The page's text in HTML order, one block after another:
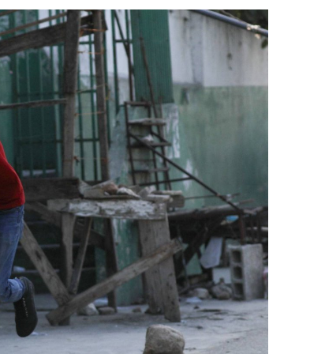
بإعلان موسكو عن مناورات نووية وستكون
مينسك ستشمل على وجه الخصوص، أنظمة
في السياق، أشار رئيس أركان القوات
إطار هذا الحدث، تمّت إعادة نشر جزء من
«فور إنجاز عملية الانتشار هذه،
غير الاستراتيجية».
وفي أوكرانيا، فكّكت أجهزة الأمن شبكة
يعدّون لاغتيال الرئيس الأوكراني»
الاستخبارات العسكرية كيريلو بودانوف،
ضابطَي أمن، مشيرةً إلى أن المشتبه
الأوكراني الذي يتولّى أمن المسؤولين
وذكرت الأجهزة أن هذه الشبكة كانت
المسؤولَين «نقلا معلومات سرّية» إلى
جهاز أمن» زيلينسكي بهدف «احتجازه